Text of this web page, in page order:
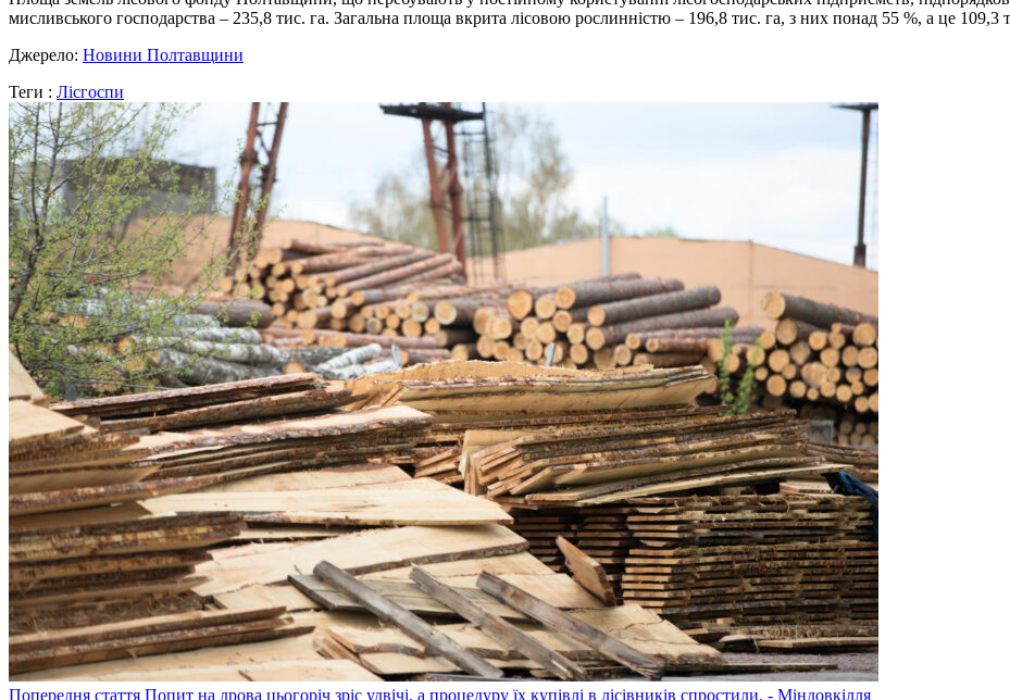
мисливського господарства – 235,8 тис. га. Загальна площа вкрита лісовою рослинністю – 196,8 тис. га, з них понад 55 %, а це 109,3
Джерело: Новини Полтавщини
Теги : Лісгоспи
Попередня стаття Попит на дрова цьогоріч зріс удвічі, а процедуру їх купівлі в лісівників спростили, - Міндовкілля